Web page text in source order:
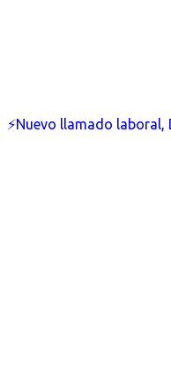
⚡Nuevo llamado